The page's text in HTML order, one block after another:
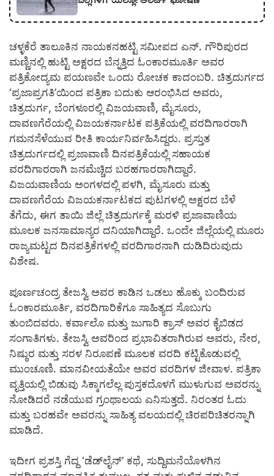
ಚಳ್ಳಕೆರೆ ತಾಲೂಕಿನ ನಾಯಕನಹಟ್ಟಿ ಸಮೀಪದ ಎನ್. ಗೌರಿಪುರದ
ಮಣ್ಣಿನಲ್ಲಿ ಹುಟ್ಟಿ ಅಕ್ಷರದ ಬೆನ್ನತ್ತಿದ ಓಂಕಾರಮೂರ್ತಿ ಅವರ
ಪತ್ರಿಕೋದ್ಯಮ ಪಯಣವೇ ಒಂದು ರೋಚಕ ಕಾದಂಬರಿ. ಚಿತ್ರದುರ್ಗದ
‘ಪ್ರಜಾಪ್ರಗತಿ’ಯಿಂದ ಪತ್ರಿಕಾ ಬದುಕು ಆರಂಭಿಸಿದ ಅವರು,
ಚಿತ್ರದುರ್ಗ, ಬೆಂಗಳೂರಲ್ಲಿ ವಿಜಯವಾಣಿ, ಮೈಸೂರು,
ದಾವಣಗೆರೆಯಲ್ಲಿ ವಿಜಯಕರ್ನಾಟಕ ಪತ್ರಿಕೆಯಲ್ಲಿ ವರದಿಗಾರರಾಗಿ
ಗಮನಸೆಳೆಯುವ ರೀತಿ ಕಾರ್ಯನಿರ್ವಹಿಸಿದ್ದರು. ಪ್ರಸ್ತುತ
ಚಿತ್ರದುರ್ಗದಲ್ಲಿ ಪ್ರಜಾವಾಣಿ ದಿನಪತ್ರಿಕೆಯಲ್ಲಿ ಸಹಾಯಕ
ವರದಿಗಾರರಾಗಿ ಜನಮೆಚ್ಚಿದ ಬರಹಗಾರರಾಗಿದ್ದಾರೆ.
ವಿಜಯವಾಣಿಯ ಅಂಗಳದಲ್ಲಿ ಪಳಗಿ, ಮೈಸೂರು ಮತ್ತು
ದಾವಣಗೆರೆಯ ವಿಜಯಕರ್ನಾಟಕದ ಪುಟಗಳಲ್ಲಿ ಅಕ್ಷರದ ಬೆಳೆ
ತೆಗೆದು, ಈಗ ತಾಯಿ ಜಿಲ್ಲೆ ಚಿತ್ರದುರ್ಗಕ್ಕೆ ಮರಳಿ ಪ್ರಜಾವಾಣಿಯ
ಮೂಲಕ ಜನಸಾಮಾನ್ಯರ ದನಿಯಾಗಿದ್ದಾರೆ. ಒಂದೇ ಜಿಲ್ಲೆಯಲ್ಲಿ ಮೂರು
ರಾಜ್ಯಮಟ್ಟದ ದಿನಪತ್ರಿಕೆಗಳಲ್ಲಿ ವರದಿಗಾರನಾಗಿ ದುಡಿದಿರುವುದು
ವಿಶೇಷ.
ಪೂರ್ಣಚಂದ್ರ ತೇಜಸ್ವಿ ಅವರ ಕಾಡಿನ ಒಡಲು ಹೊಕ್ಕು ಬಂದಿರುವ
ಓಂಕಾರಮೂರ್ತಿ, ವರದಿಗಾರಿಕೆಗೂ ಸಾಹಿತ್ಯದ ಸೊಬುಗು
ತುಂಬಿದವರು. ಕರ್ವಾಲೊ ಮತ್ತು ಜುಗಾರಿ ಕ್ರಾಸ್ ಅವರ ಕೈಬಿಡದ
ಸಂಗಾತಿಗಳು. ತೇಜಸ್ವಿ ಅವರಿಂದ ಪ್ರಭಾವಿತರಾಗಿರುವ ಅವರು, ನೇರ,
ನಿಷ್ಠುರ ಮತ್ತು ಸರಳ ನಿರೂಪಣೆ ಮೂಲಕ ವರದಿ ಕಟ್ಟಿಕೊಡುವಲ್ಲಿ
ಮುಂಚೂಣಿ. ಮಾನವೀಯತೆಯೇ ಅವರ ವರದಿಗಳ ಜೀವಾಳ. ಪತ್ರಿಕಾ
ವೃತ್ತಿಯಲ್ಲಿ ಬಿಡುವು ಸಿಕ್ಕಾಗಲೆಲ್ಲ ಪುಸ್ತಕದೊಳಗೆ ಮುಳುಗುವ ಅವರನ್ನು
ನೋಡಿದರೆ ನಡೆಯುವ ಗ್ರಂಥಾಲಯ ಎನಿಸುತ್ತದೆ. ನಿರಂತರ ಓದು
ಮತ್ತು ಬರಹವೇ ಅವರನ್ನು ಸಾಹಿತ್ಯ ವಲಯದಲ್ಲಿ ಚಿರಪರಿಚಿತರನ್ನಾಗಿ
ಮಾಡಿದೆ.
ಇದೀಗ ಪ್ರಶಸ್ತಿ ಗೆದ್ದ ‘ಡೆಡ್‍ಲೈನ್’ ಕಥೆ, ಸುದ್ದಿಮನೆಯೊಳಗಿನ